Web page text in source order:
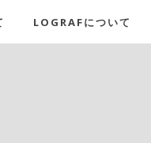
LOGRAFについて